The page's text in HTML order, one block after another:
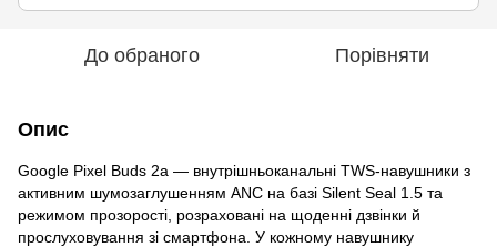
До обраного Порівняти
Опис
Google Pixel Buds 2a — внутрішньоканальні TWS-навушники з
активним шумозаглушенням ANC на базі Silent Seal 1.5 та
режимом прозорості, розраховані на щоденні дзвінки й
прослуховування зі смартфона. У кожному навушнику